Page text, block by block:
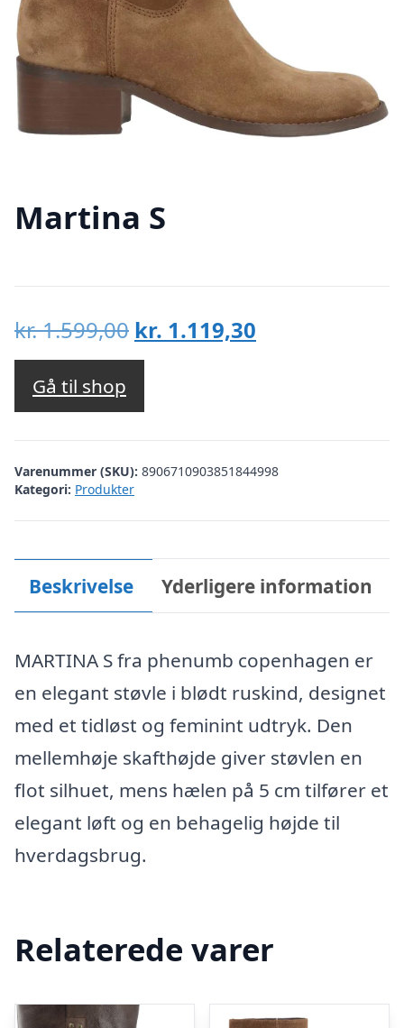
Martina S
kr.1.599,00 Den
oprindelige
var:
kr. 1.599,00.
kr. 1.119,30
kr. 1.119,30.
Gå til shop
Varenummer (SKU): 8906710903851844998
Kategori: Produkter
Beskrivelse Yderligere information
MARTINA S fra phenumb copenhagen er
en elegant støvle i blødt ruskind, designet
med et tidløst og feminint udtryk. Den
mellemhøje skafthøjde giver støvlen en
flot silhuet, mens hælen på 5 cm tilfører et
elegant løft og en behagelig højde til
hverdagsbrug.
Relaterede varer